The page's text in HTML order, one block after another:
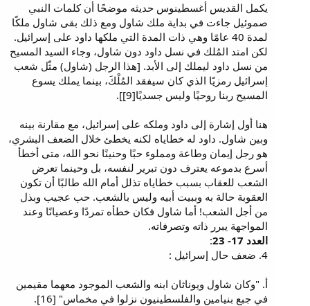
يكمل القديس أغسطينوس حديثه موضحًا أن كلمات النبي
صموئيل جاءت في بداية ملك شاول ومع ذلك بقى شاول ملكًا
لمدة 40 عامًا وهي ذات المدة التي ملكها داود على إسرائيل.
لكن امتد المُلك في نسل داود دون شاول، وجاء السيد المسيح
من نسل داود ليملك إلى الأبد. [هذا الرجل (شاول) مثّل شعب
إسرائيل رمزيًا الذي كان سيفقد المُلْكَ، بينما يملك يسوع
المسيح ربنا روحيًا وليس جسديًا[9]].
هنا أول إشارة إلى داود وملكه على إسرائيل، مع مقارنة بينه
وبين شاول. داود له خطاياه لكنه يخطئ خلال الضعف البشري،
هو رجل إيمان وطاعة ومملوء حبًا وحنينًا نحو الله، متى أخطأ
أسرع بدموعه يعترف دون تبرير لنفسه، بل وحينما تعرض
الشعب للعقاب بسبب خطاياه تذلل أمام الله طالبًا أن تكون
العقوبة حالة به وببيت أبيه وليس بالشعب. حب عجيب وبذل
من أجل الشعب! أما شاول فكان خطأه تمردًا وعصيانًا وعند
المواجهة يبرر ذاته وتصرفاته.
العدد 17- 23
:
4. ضعف حال إسرائيل :
أ. "وكان شاول ويوناثان ابنه والشعب الموجود معهما مقيمين
في جبع بنيامين والفلسطينيون نزلوا في مخماس" [16].